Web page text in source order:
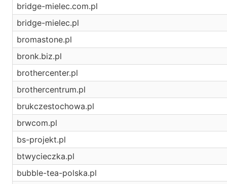
bridge-mielec.com.pl
bridge-mielec.pl
bromastone.pl
bronk.biz.pl
brothercenter.pl
brothercentrum.pl
brukczestochowa.pl
brwcom.pl
bs-projekt.pl
btwycieczka.pl
bubble-tea-polska.pl